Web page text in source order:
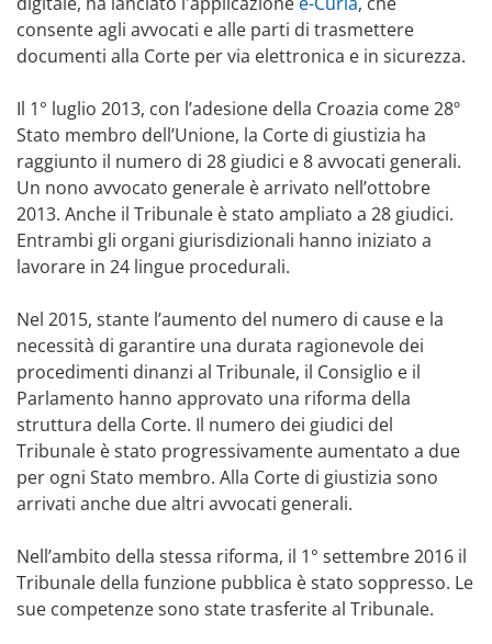
consente agli avvocati e alle parti di trasmettere
documenti alla Corte per via elettronica e in sicurezza.
Il 1° luglio 2013, con l’adesione della Croazia come 28º
Stato membro dell’Unione, la Corte di giustizia ha
raggiunto il numero di 28 giudici e 8 avvocati generali.
Un nono avvocato generale è arrivato nell’ottobre
2013. Anche il Tribunale è stato ampliato a 28 giudici.
Entrambi gli organi giurisdizionali hanno iniziato a
lavorare in 24 lingue procedurali.
Nel 2015, stante l’aumento del numero di cause e la
necessità di garantire una durata ragionevole dei
procedimenti dinanzi al Tribunale, il Consiglio e il
Parlamento hanno approvato una riforma della
struttura della Corte. Il numero dei giudici del
Tribunale è stato progressivamente aumentato a due
per ogni Stato membro. Alla Corte di giustizia sono
arrivati anche due altri avvocati generali.
Nell’ambito della stessa riforma, il 1° settembre 2016 il
Tribunale della funzione pubblica è stato soppresso. Le
sue competenze sono state trasferite al Tribunale.